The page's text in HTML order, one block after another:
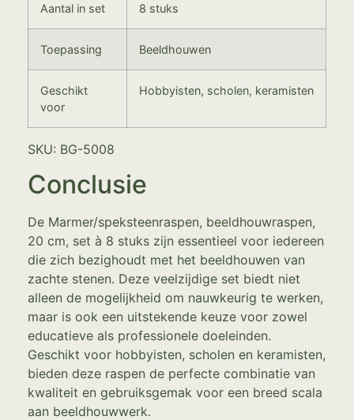
Aantal in set 8 stuks
Toepassing Beeldhouwen
Geschikt
voor
Hobbyisten, scholen, keramisten
SKU: BG-5008
Conclusie
De Marmer/speksteenraspen, beeldhouwraspen,
20 cm, set à 8 stuks zijn essentieel voor iedereen
die zich bezighoudt met het beeldhouwen van
zachte stenen. Deze veelzijdige set biedt niet
alleen de mogelijkheid om nauwkeurig te werken,
maar is ook een uitstekende keuze voor zowel
educatieve als professionele doeleinden.
Geschikt voor hobbyisten, scholen en keramisten,
bieden deze raspen de perfecte combinatie van
kwaliteit en gebruiksgemak voor een breed scala
aan beeldhouwwerk.